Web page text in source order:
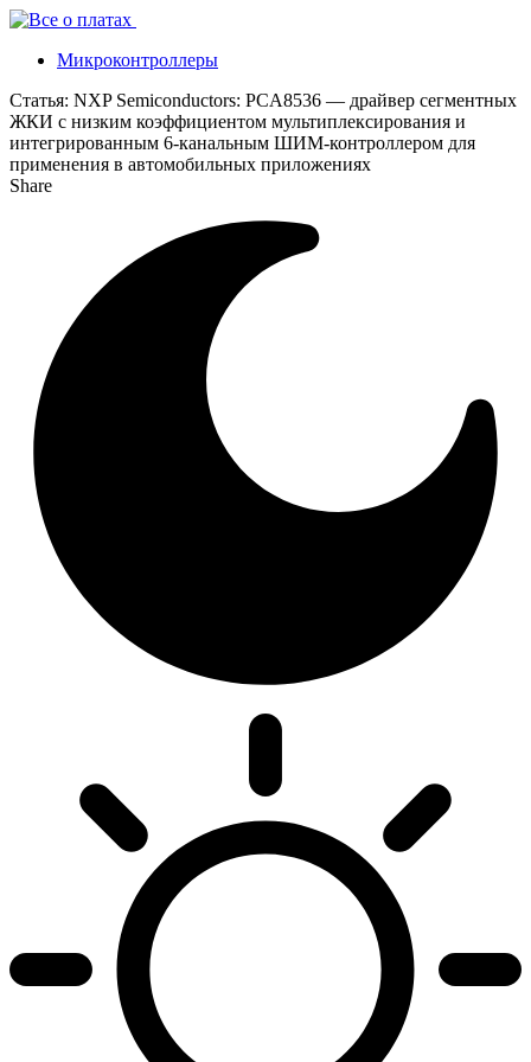
Микроконтроллеры
Статья: NXP Semiconductors: PCA8536 — драйвер сегментных
ЖКИ с низким коэффициентом мультиплексирования и
интегрированным 6-канальным ШИМ-контроллером для
применения в автомобильных приложениях
Share